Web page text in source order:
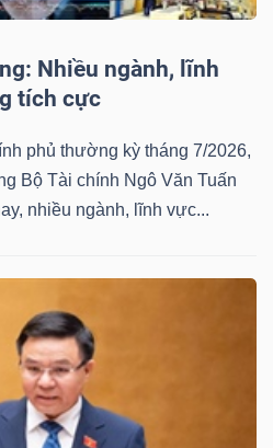
Nhiều ngành, lĩnh
tích cực
phủ thường kỳ tháng 7/2026,
Bộ Tài chính Ngô Văn Tuấn
nhiều ngành, lĩnh vực...